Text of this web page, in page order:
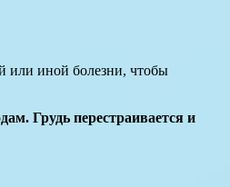
или иной болезни, чтобы
Грудь перестраивается и